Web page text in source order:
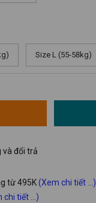
và đổi trả
từ 495K(Xem chi tiết ...)
chi tiết ...)
Size L (55-58kg)